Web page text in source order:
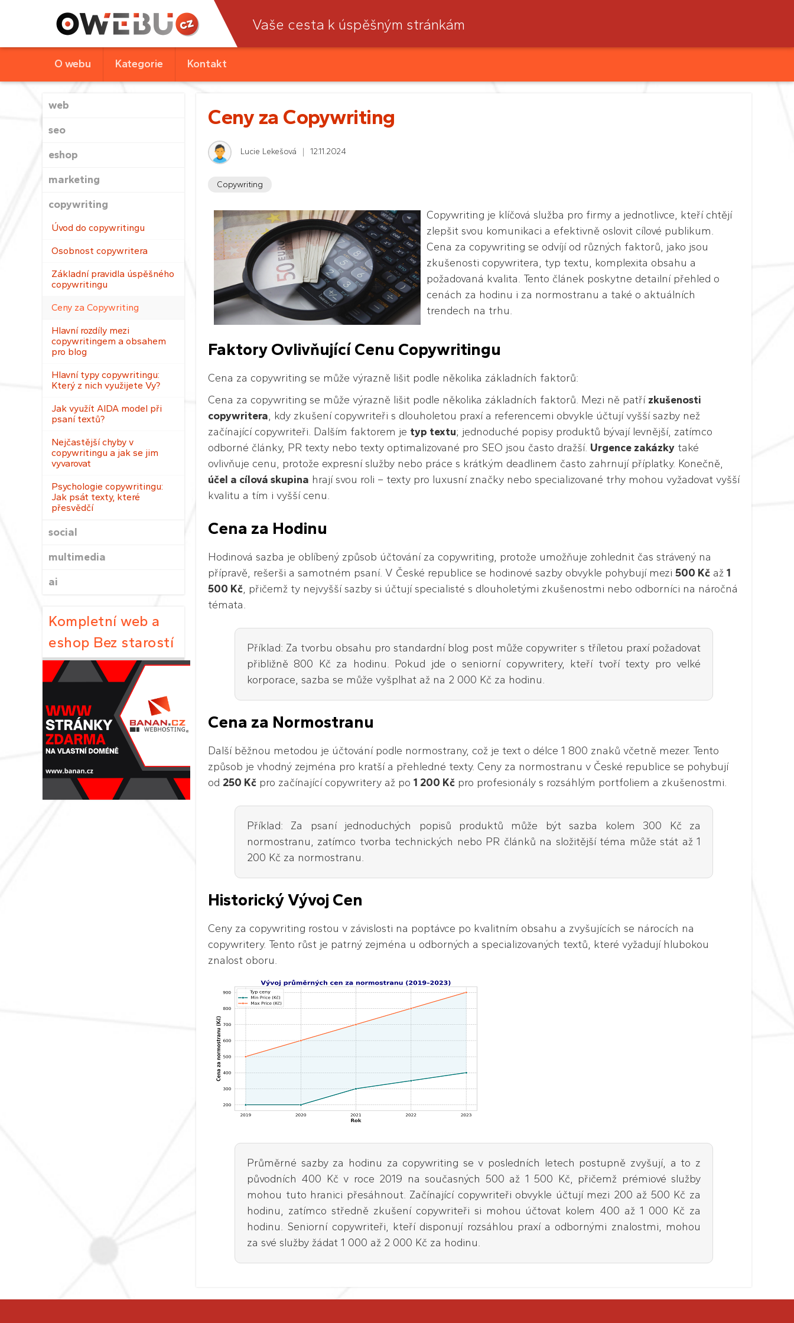
Vaše cesta k úspěšným stránkám
O webu Kategorie Kontakt
web
seo
eshop
marketing
copywriting
Úvod do copywritingu
Osobnost copywritera
Základní pravidla úspěšného
copywritingu
Ceny za Copywriting
Hlavní rozdíly mezi
copywritingem a obsahem
pro blog
Hlavní typy copywritingu:
Který z nich využijete Vy?
Jak využít AIDA model při
psaní textů?
Nejčastější chyby v
copywritingu a jak se jim
vyvarovat
Psychologie copywritingu:
Jak psát texty, které
přesvědčí
social
multimedia
ai
Kompletní web a
eshop Bez starostí
Ceny za Copywriting
Lucie Lekešová | 12.11.2024
Copywriting
Copywriting je klíčová služba pro firmy a jednotlivce, kteří chtějí
zlepšit svou komunikaci a efektivně oslovit cílové publikum.
Cena za copywriting se odvíjí od různých faktorů, jako jsou
zkušenosti copywritera, typ textu, komplexita obsahu a
požadovaná kvalita. Tento článek poskytne detailní přehled o
cenách za hodinu i za normostranu a také o aktuálních
trendech na trhu.
Faktory Ovlivňující Cenu Copywritingu
Cena za copywriting se může výrazně lišit podle několika základních faktorů:
Cena za copywriting se může výrazně lišit podle několika základních faktorů. Mezi ně patří zkušenosti
copywritera, kdy zkušení copywriteři s dlouholetou praxí a referencemi obvykle účtují vyšší sazby než
začínající copywriteři. Dalším faktorem je typ textu; jednoduché popisy produktů bývají levnější, zatímco
odborné články, PR texty nebo texty optimalizované pro SEO jsou často dražší. Urgence zakázky také
ovlivňuje cenu, protože expresní služby nebo práce s krátkým deadlinem často zahrnují příplatky. Konečně,
účel a cílová skupina hrají svou roli – texty pro luxusní značky nebo specializované trhy mohou vyžadovat vyšší
kvalitu a tím i vyšší cenu.
Cena za Hodinu
Hodinová sazba je oblíbený způsob účtování za copywriting, protože umožňuje zohlednit čas strávený na
přípravě, rešerši a samotném psaní. V České republice se hodinové sazby obvykle pohybují mezi 500 Kč až 1
500 Kč, přičemž ty nejvyšší sazby si účtují specialisté s dlouholetými zkušenostmi nebo odborníci na náročná
témata.
Příklad: Za tvorbu obsahu pro standardní blog post může copywriter s tříletou praxí požadovat
přibližně 800 Kč za hodinu. Pokud jde o seniorní copywritery, kteří tvoří texty pro velké
korporace, sazba se může vyšplhat až na 2 000 Kč za hodinu.
Cena za Normostranu
Další běžnou metodou je účtování podle normostrany, což je text o délce 1 800 znaků včetně mezer. Tento
způsob je vhodný zejména pro kratší a přehledné texty. Ceny za normostranu v České republice se pohybují
od 250 Kč pro začínající copywritery až po 1 200 Kč pro profesionály s rozsáhlým portfoliem a zkušenostmi.
Příklad: Za psaní jednoduchých popisů produktů může být sazba kolem 300 Kč za
normostranu, zatímco tvorba technických nebo PR článků na složitější téma může stát až 1
200 Kč za normostranu.
Historický Vývoj Cen
Ceny za copywriting rostou v závislosti na poptávce po kvalitním obsahu a zvyšujících se nárocích na
copywritery. Tento růst je patrný zejména u odborných a specializovaných textů, které vyžadují hlubokou
znalost oboru.
Průměrné sazby za hodinu za copywriting se v posledních letech postupně zvyšují, a to z
původních 400 Kč v roce 2019 na současných 500 až 1 500 Kč, přičemž prémiové služby
mohou tuto hranici přesáhnout. Začínající copywriteři obvykle účtují mezi 200 až 500 Kč za
hodinu, zatímco středně zkušení copywriteři si mohou účtovat kolem 400 až 1 000 Kč za
hodinu. Seniorní copywriteři, kteří disponují rozsáhlou praxí a odbornými znalostmi, mohou
za své služby žádat 1 000 až 2 000 Kč za hodinu.